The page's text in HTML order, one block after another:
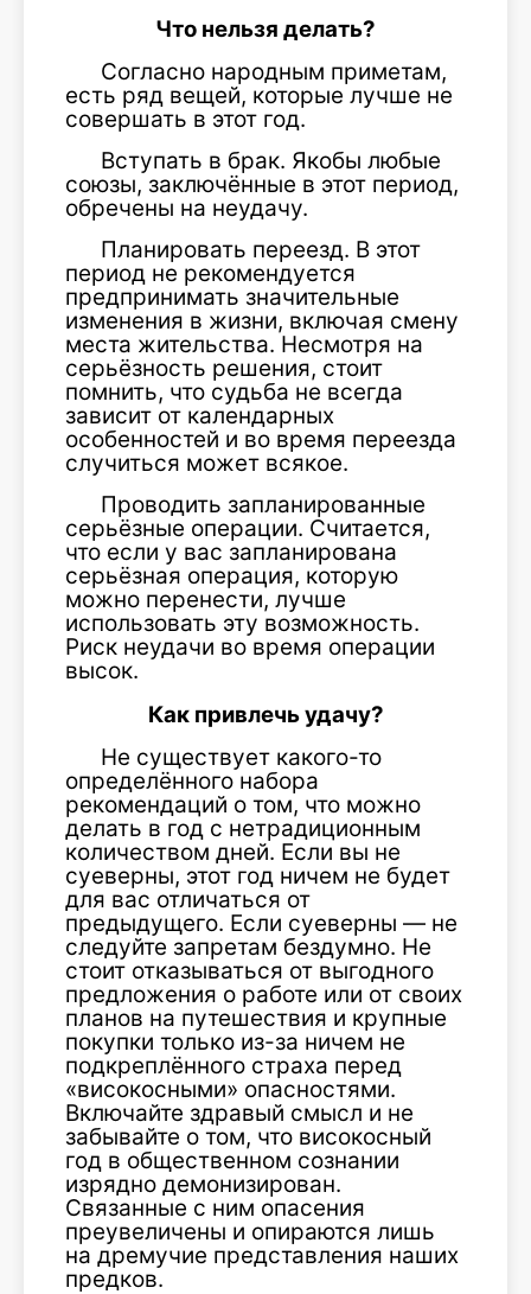
Что нельзя делать?
Согласно народным приметам,
есть ряд вещей, которые лучше не
совершать в этот год.
Вступать в брак. Якобы любые
союзы, заключённые в этот период,
обречены на неудачу.
Планировать переезд. В этот
период не рекомендуется
предпринимать значительные
изменения в жизни, включая смену
места жительства. Несмотря на
серьёзность решения, стоит
помнить, что судьба не всегда
зависит от календарных
особенностей и во время переезда
случиться может всякое.
Проводить запланированные
серьёзные операции. Считается,
что если у вас запланирована
серьёзная операция, которую
можно перенести, лучше
использовать эту возможность.
Риск неудачи во время операции
высок.
Как привлечь удачу?
Не существует какого-то
определённого набора
рекомендаций о том, что можно
делать в год с нетрадиционным
количеством дней. Если вы не
суеверны, этот год ничем не будет
для вас отличаться от
предыдущего. Если суеверны — не
следуйте запретам бездумно. Не
стоит отказываться от выгодного
предложения о работе или от своих
планов на путешествия и крупные
покупки только из-за ничем не
подкреплённого страха перед
«високосными» опасностями.
Включайте здравый смысл и не
забывайте о том, что високосный
год в общественном сознании
изрядно демонизирован.
Связанные с ним опасения
преувеличены и опираются лишь
на дремучие представления наших
предков.